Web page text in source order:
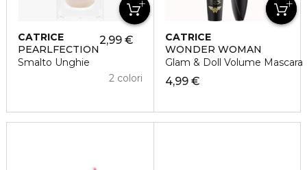
CATRICE
PEARLFECTION
Smalto Unghie
2,99 €
2 colori
CATRICE
WONDER WOMAN
Glam & Doll Volume Mascara
4,99 €